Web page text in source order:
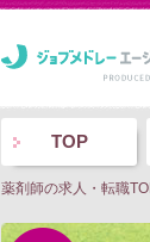
TOP
薬剤師の求人・転職